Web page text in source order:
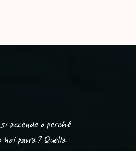
accende o perché
paura? Quella